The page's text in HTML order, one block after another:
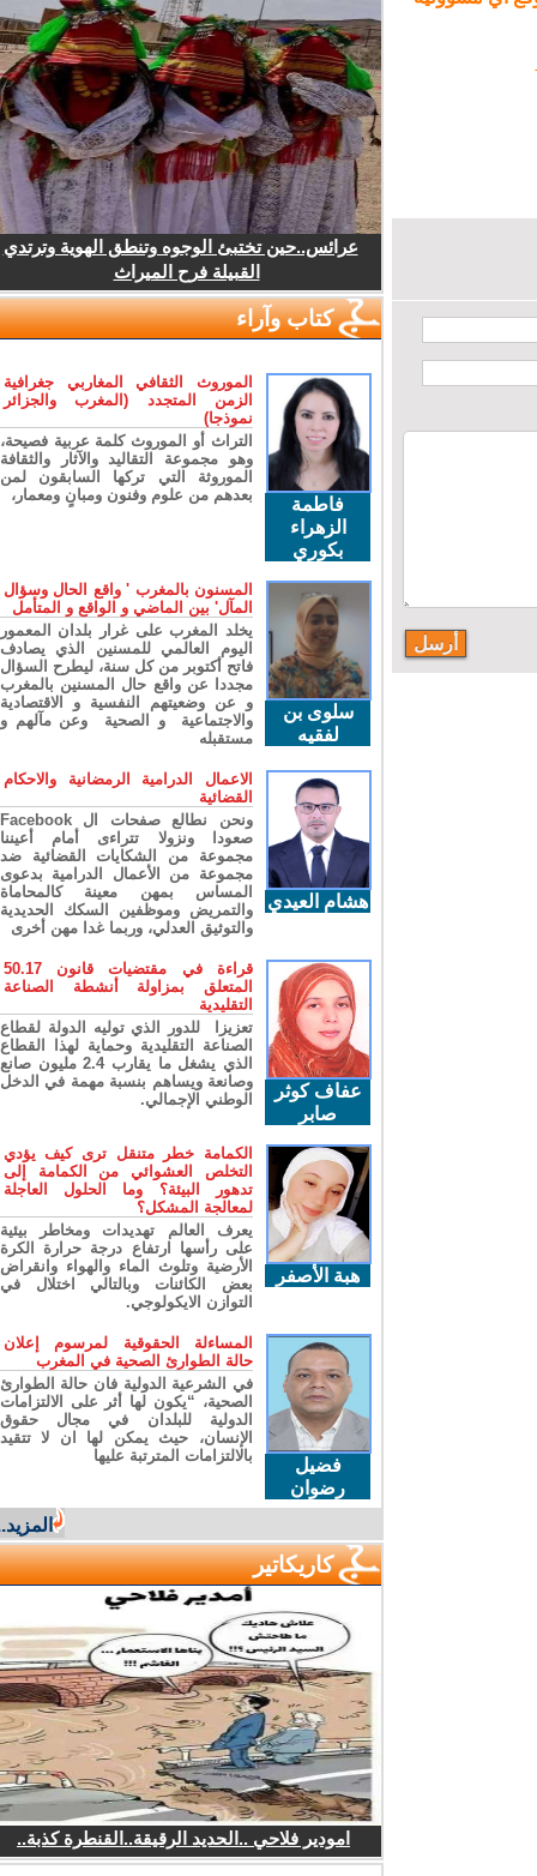
عرائس..حين تختبئ الوجوه وتنطق الهوية وترتدي
القبيلة فرح الميراث
كتاب وآراء
فاطمة
الزهراء
بكوري
الموروث الثقافي المغاربي جغرافية
الزمن المتجدد (المغرب والجزائر
نموذجا)
التراث أو الموروث كلمة عربية فصيحة،
وهو مجموعة التقاليد والآثار والثقافة
الموروثة التي تركها السابقون لمن
بعدهم من علوم وفنون ومبانٍ ومعمار،
سلوى بن
لفقيه
المسنون بالمغرب ' واقع الحال وسؤال
المآل' بين الماضي و الواقع و المتأمل
يخلد المغرب على غرار بلدان المعمور
اليوم العالمي للمسنين الذي يصادف
فاتح أكتوبر من كل سنة، ليطرح السؤال
مجددا عن واقع حال المسنين بالمغرب
و عن وضعيتهم النفسية و الاقتصادية
والاجتماعية و الصحية وعن مآلهم و
مستقبله
هشام العيدي
الاعمال الدرامية الرمضانية والاحكام
القضائية
ونحن نطالع صفحات ال Facebook
صعودا ونزولا تتراءى أمام أعيننا
مجموعة من الشكايات القضائية ضد
مجموعة من الأعمال الدرامية بدعوى
المساس بمهن معينة كالمحاماة
والتمريض وموظفين السكك الحديدية
والتوثيق العدلي، وربما غدا مهن أخرى
عفاف كوثر
صابر
قراءة في مقتضيات قانون 50.17
المتعلق بمزاولة أنشطة الصناعة
التقليدية
تعزيزا للدور الذي توليه الدولة لقطاع
الصناعة التقليدية وحماية لهذا القطاع
الذي يشغل ما يقارب 2.4 مليون صانع
وصانعة ويساهم بنسبة مهمة في الدخل
الوطني الإجمالي.
هبة الأصفر
الكمامة خطر متنقل ترى كيف يؤدي
التخلص العشوائي من الكمامة إلى
تدهور البيئة؟ وما الحلول العاجلة
لمعالجة المشكل؟
يعرف العالم تهديدات ومخاطر بيئية
على رأسها ارتفاع درجة حرارة الكرة
الأرضية وتلوث الماء والهواء وانقراض
بعض الكائنات وبالتالي اختلال في
التوازن الايكولوجي.
فضيل
رضوان
المساءلة الحقوقية لمرسوم إعلان
حالة الطوارئ الصحية في المغرب
في الشرعية الدولية فان حالة الطوارئ
الصحية، “يكون لها أثر على الالتزامات
الدولية للبلدان في مجال حقوق
الإنسان، حيث يمكن لها ان لا تتقيد
بالالتزامات المترتبة عليها
المزيد...
كاريكاتير
امودير فلاحي ..الحديد الرقيقة..القنطرة كذبة..